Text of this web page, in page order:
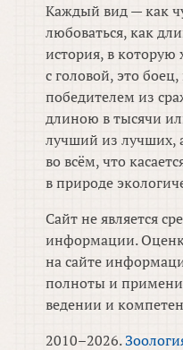
Каждый вид — как
любоваться, как
история, в которую
с головой, это
победителем из
длиною в тысячи
лучший из лучших,
во всём, что
в природе
Сайт не является
информации.
на сайте
полноты и
ведении и
2010–2026.